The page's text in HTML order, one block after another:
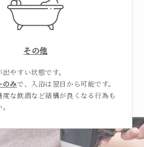
その他
やすい状態です。
のみで、入浴は翌日から可能です。
度な飲酒など結構が良くなる行為も